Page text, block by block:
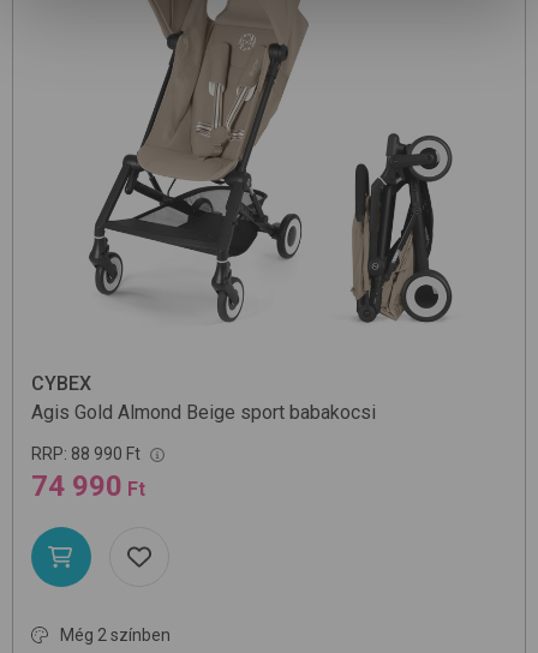
CYBEX
Agis Gold Almond Beige sport babakocsi
RRP: 88 990 Ft
74 990 Ft
Még 2 színben